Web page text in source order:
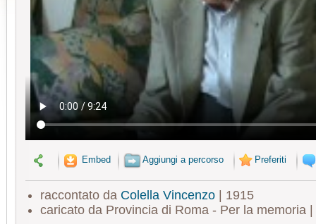
Embed Aggiungi a percorso Preferiti
raccontato da Colella Vincenzo| 1915
caricato da Provincia di Roma - Per la memoria